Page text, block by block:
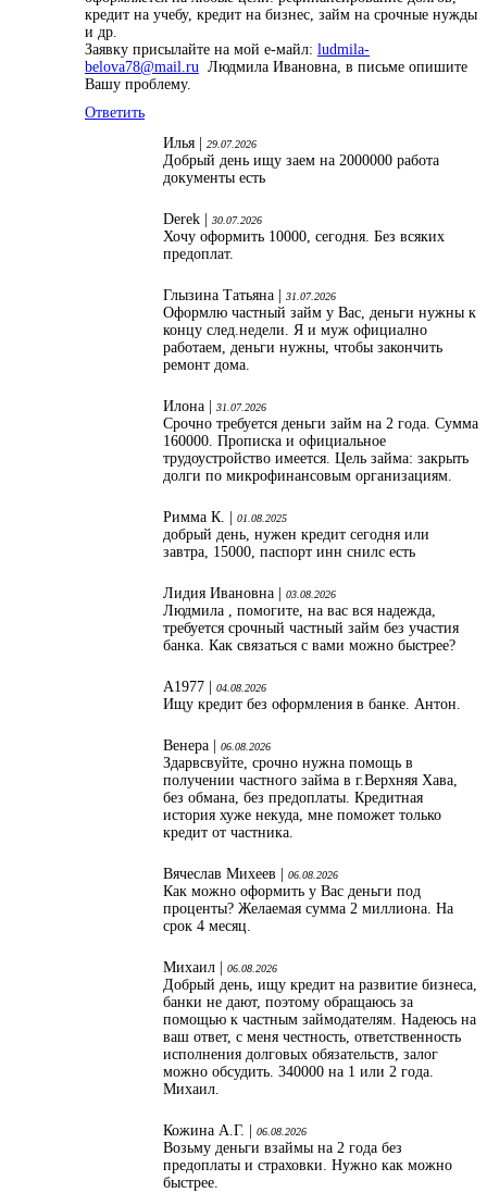
кредит на учебу, кредит на бизнес, займ на срочные нужды
и др.
Заявку присылайте на мой е-майл: ludmila-
belova78@mail.ru Людмила Ивановна, в письме опишите
Вашу проблему.
Ответить
Илья |
29.07.2026
Добрый день ищу заем на 2000000 работа
документы есть
Derek | 30.07.2026
Хочу оформить 10000, сегодня. Без всяких
предоплат.
Глызина Татьяна | 31.07.2026
Оформлю частный займ у Вас, деньги нужны к
концу след.недели. Я и муж официално
работаем, деньги нужны, чтобы закончить
ремонт дома.
Илона | 31.07.2026
Срочно требуется деньги займ на 2 года. Сумма
160000. Прописка и официальное
трудоустройство имеется. Цель займа: закрыть
долги по микрофинансовым организациям.
Римма К. | 01.08.2025
добрый день, нужен кредит сегодня или
завтра, 15000, паспорт инн снилс есть
Лидия Ивановна | 03.08.2026
Людмила , помогите, на вас вся надежда,
требуется срочный частный займ без участия
банка. Как связаться с вами можно быстрее?
А1977 | 04.08.2026
Ищу кредит без оформления в банке. Антон.
Венера | 06.08.2026
Здарвсвуйте, срочно нужна помощь в
получении частного займа в г.Верхняя Хава,
без обмана, без предоплаты. Кредитная
история хуже некуда, мне поможет только
кредит от частника.
Вячеслав Михеев | 06.08.2026
Как можно оформить у Вас деньги под
проценты? Желаемая сумма 2 миллиона. На
срок 4 месяц.
Михаил | 06.08.2026
Добрый день, ищу кредит на развитие бизнеса,
банки не дают, поэтому обращаюсь за
помощью к частным займодателям. Надеюсь на
ваш ответ, с меня честность, ответственность
исполнения долговых обязательств, залог
можно обсудить. 340000 на 1 или 2 года.
Михаил.
Кожина А.Г. | 06.08.2026
Возьму деньги взаймы на 2 года без
предоплаты и страховки. Нужно как можно
быстрее.